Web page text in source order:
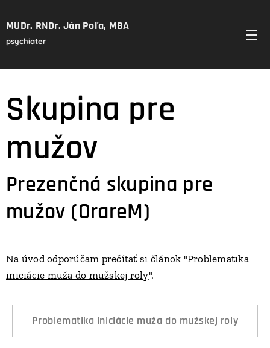
MUDr. RNDr. Ján Poľa, MBA
psychiater
Skupina pre
mužov
Prezenčná skupina pre
mužov (OrareM)
Na úvod odporúčam prečítať si článok "Problematika
iniciácie muža do mužskej roly".
Problematika iniciácie muža do mužskej roly